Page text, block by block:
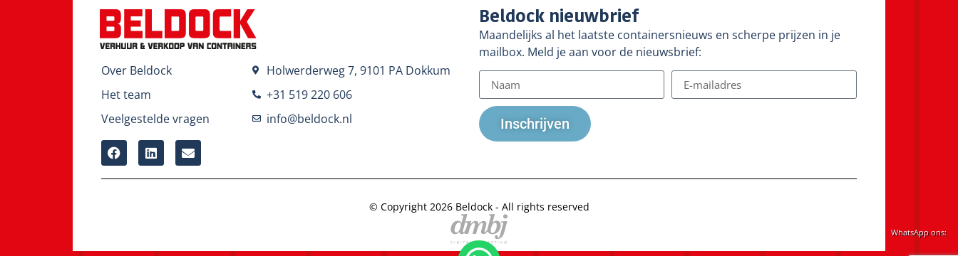
Over Beldock
Het team
Veelgestelde vragen
Holwerderweg 7, 9101 PA Dokkum
+31 519 220 606
info@beldock.nl
Beldock nieuwbrief
Maandelijks al het laatste containersnieuws en scherpe prijzen in je
mailbox. Meld je aan voor de nieuwsbrief:
Inschrijven
© Copyright 2026 Beldock - All rights reserved
WhatsApp ons: